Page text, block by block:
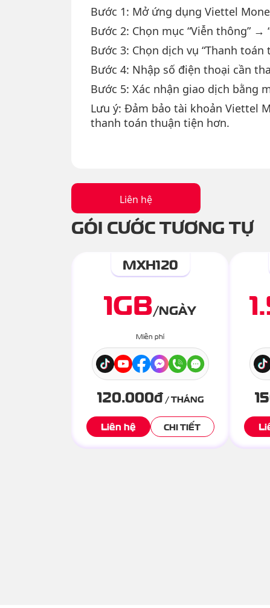
Bước 1: Mở ứng dụng Viettel
Bước 2: Chọn mục “Viễn thông” →
Bước 3: Chọn dịch vụ “Thanh
Bước 4: Nhập số điện thoại cần
Bước 5: Xác nhận giao dịch bằng
Lưu ý: Đảm bảo tài khoản Viettel
thanh toán thuận tiện hơn.
Liên hệ
GÓI CƯỚC TƯƠNG TỰ
MXH120
1GB/NGÀY
Miễn phí
120.000đ / THÁNG
Liên hệ CHI TIẾT